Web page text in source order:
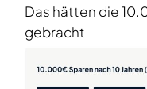
Das hätten die
gebracht